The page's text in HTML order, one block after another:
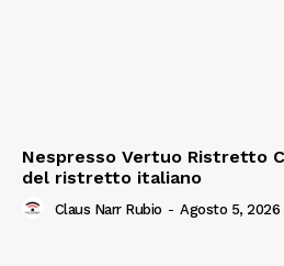
Nespresso Vertuo Ristretto
del ristretto italiano
Claus Narr Rubio - Agosto 5, 2026